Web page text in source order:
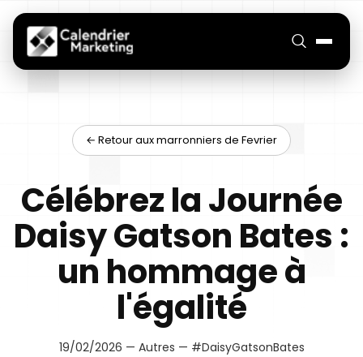
← Retour aux marronniers de Fevrier
Célébrez la Journée
Daisy Gatson Bates :
un hommage à
l'égalité
19/02/2026 — Autres — #DaisyGatsonBates